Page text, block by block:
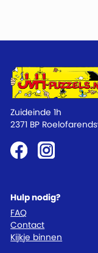
Hulp nodig?
FAQ
Contact
Kijkje binnen
Zuideinde 1h
2371 BP